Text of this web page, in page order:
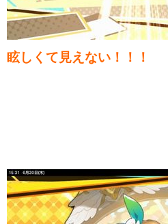
眩しくて見えない！！！